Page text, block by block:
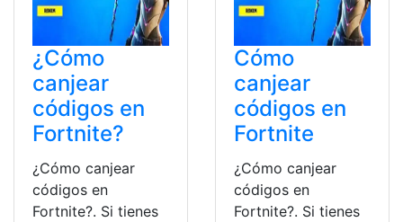
¿Cómo
canjear
códigos en
Fortnite?
¿Cómo canjear
códigos en
Fortnite?. Si tienes
Cómo
canjear
códigos en
Fortnite
¿Cómo canjear
códigos en
Fortnite?. Si tienes